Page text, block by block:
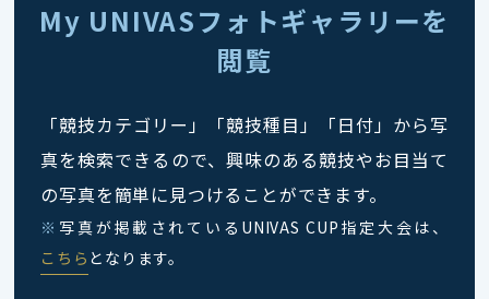
My UNIVASフォトギャラリーを
閲覧
「競技カテゴリー」「競技種目」「日付」から写
真を検索できるので、興味のある競技やお目当て
の写真を簡単に見つけることができます。
※ 写真が掲載されているUNIVAS CUP指定大会は、
こちら となります。